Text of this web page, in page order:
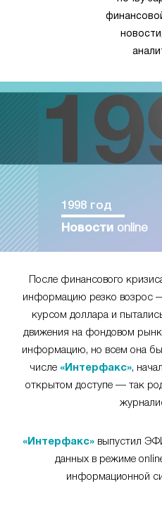
1998 год
Новости online
После финансового
информацию резко возрос
курсом доллара и
движения на фондовом
информацию, но всем она
числе «Интерфакс»,
открытом доступе — так
«Интерфакс»выпустил
данных в режиме
информационной